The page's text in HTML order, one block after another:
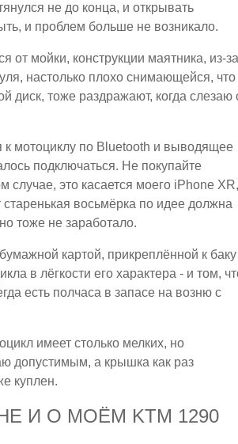
не до конца, и открывать
и проблем больше не возникало.
от мойки, конструкции маятника, из-за
настолько плохо снимающейся, что
диск, тоже раздражают, когда слезаю
мотоциклу по Bluetooth и выводящее
подключаться. Не покупайте
случае, это касается моего iPhone XR,
восьмёрка по идее должна
тоже не заработало.
картой, прикреплённой к баку
в лёгкости его характера - и том,
есть полчаса в запасе на возню с
имеет столько мелких, но
допустимым, а крышка как раз
куплен.
И О МОЁМ KTM 1290